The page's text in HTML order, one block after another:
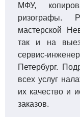
МФУ,
ризографы.
мастерской
так и на
сервис-
Петербург.
всех услуг
их качество и
заказов.